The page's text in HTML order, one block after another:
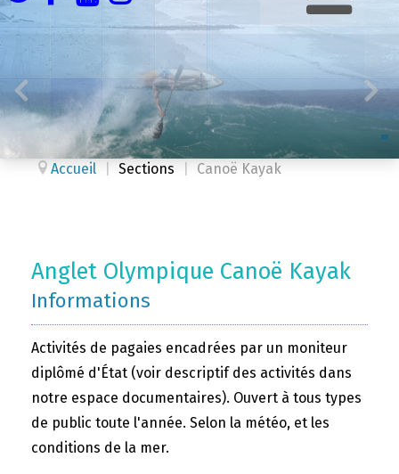
Accueil Sections Canoë Kayak
Anglet Olympique Canoë Kayak
Informations
Activités de pagaies encadrées par un moniteur
diplômé d'État (voir descriptif des activités dans
notre espace documentaires). Ouvert à tous types
de public toute l'année. Selon la météo, et les
conditions de la mer.